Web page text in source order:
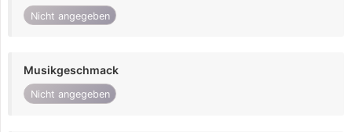
Nicht angegeben
Musikgeschmack
Nicht angegeben